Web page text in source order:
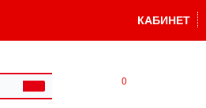
КАБИНЕТ
0